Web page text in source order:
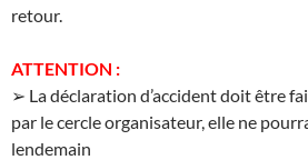
retour.
ATTENTION :
➢ La déclaration d’accident doit être
par le cercle organisateur, elle ne
lendemain